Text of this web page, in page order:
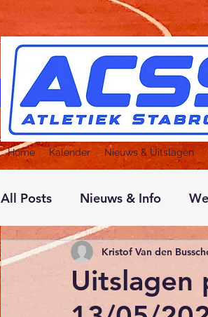
Home Kalender Nieuws & Uitslagen
All Posts Nieuws & Info
Uitslagen
Kristof Van den